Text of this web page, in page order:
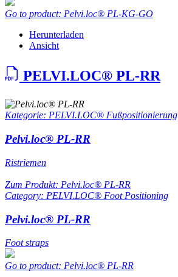
Go to product: Pelvi.loc® PL-KG-GO
Herunterladen
Ansicht
PELVI.LOC® PL-RR
Kategorie: PELVI.LOC® Fußpositionierung
Pelvi.loc® PL-RR
Ristriemen
Zum Produkt: Pelvi.loc® PL-RR
Category: PELVI.LOC® Foot Positioning
Pelvi.loc® PL-RR
Foot straps
Go to product: Pelvi.loc® PL-RR